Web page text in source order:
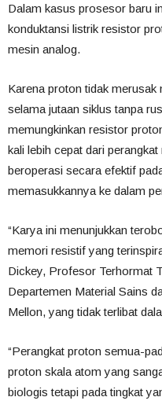
Dalam kasus prosesor baru
konduktansi listrik resistor
mesin analog.
Karena proton tidak
selama jutaan siklus tanpa
memungkinkan resistor
kali lebih cepat dari
beroperasi secara efektif
memasukkannya ke dalam
“Karya ini menunjukkan
memori resistif yang
Dickey, Profesor Terhormat
Departemen Material Sains
Mellon, yang tidak terlibat
“Perangkat proton semua-
proton skala atom yang
biologis tetapi pada tingkat